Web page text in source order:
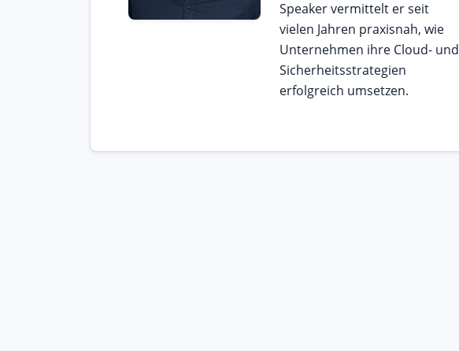
Speaker vermittelt er seit
vielen Jahren praxisnah, wie
Unternehmen ihre Cloud- und
Sicherheitsstrategien
erfolgreich umsetzen.